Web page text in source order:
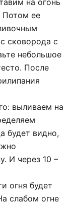
на огонь
Потом ее
сковорода с
небольшое
После
выливаем на
будет видно,
И через 10 –
огня будет
слабом огне